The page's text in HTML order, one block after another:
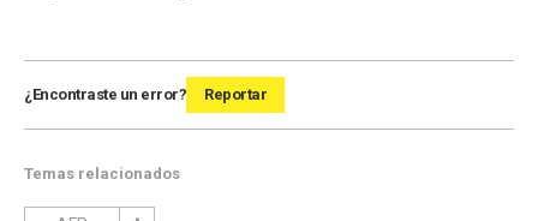
¿Encontraste un error? Reportar
Temas relacionados